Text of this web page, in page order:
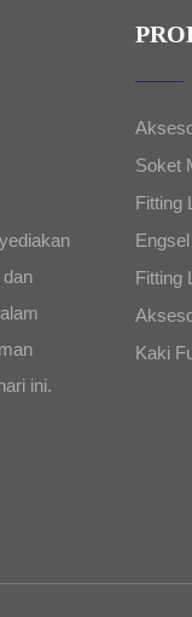
ini.
Soket
Fitting
Engsel
Fitting
Kaki